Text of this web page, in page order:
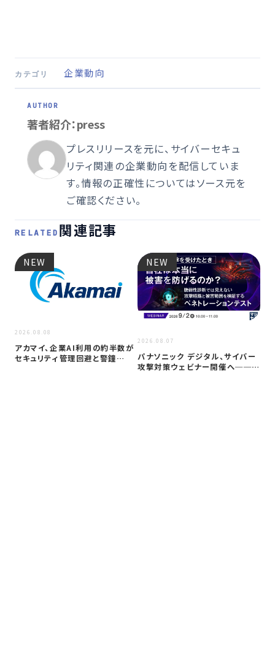
カテゴリ 企業動向
著者紹介：press
プレスリリースを元に、サイバーセキュ
リティ関連の企業動向を配信していま
す。情報の正確性についてはソース元を
ご確認ください。
RELATED 関連記事
NEW
2026.08.08
アカマイ、企業AI利用の約半数が
セキュリティ管理回避と警鐘
NEW
2026.08.07
パナソニック デジタル、サイバー
攻撃対策ウェビナー開催へ──自